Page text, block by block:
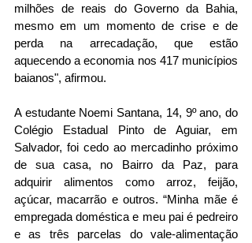
milhões de reais do Governo da Bahia,
mesmo em um momento de crise e de
perda na arrecadação, que estão
aquecendo a economia nos 417 municípios
baianos", afirmou.
A estudante Noemi Santana, 14, 9º ano, do
Colégio Estadual Pinto de Aguiar, em
Salvador, foi cedo ao mercadinho próximo
de sua casa, no Bairro da Paz, para
adquirir alimentos como arroz, feijão,
açúcar, macarrão e outros. “Minha mãe é
empregada doméstica e meu pai é pedreiro
e as três parcelas do vale-alimentação